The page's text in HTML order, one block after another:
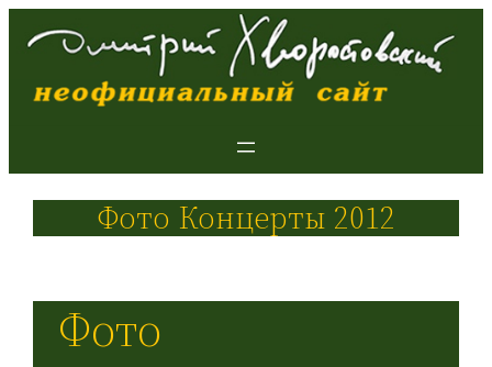
Фото Концерты 2012
Фото